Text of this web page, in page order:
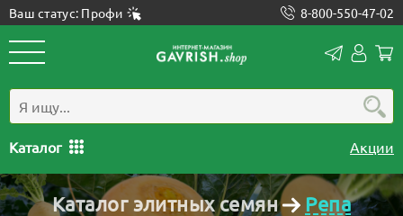
Ваш статус: Профи 8-800-550-47-02
Каталог Акции
Каталог элитных семян Репа